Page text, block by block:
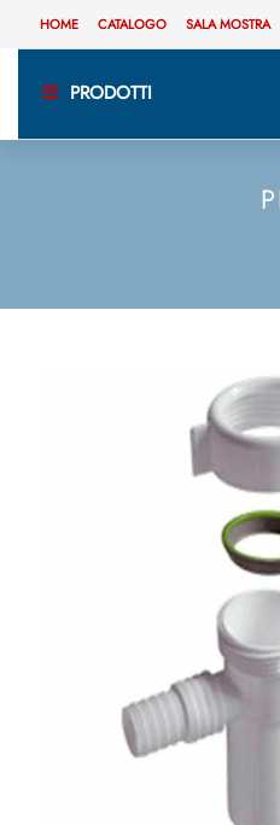
HOME CATALOGO SALA MOSTRA
PRODOTTI